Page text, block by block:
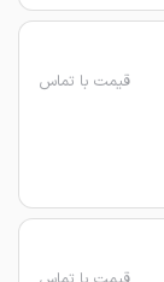
قیمت با تماس